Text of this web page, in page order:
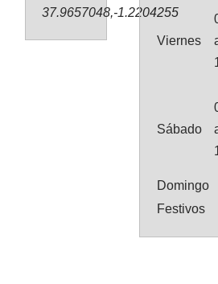
37.9657048,-1.2204255
Viernes
Sábado
Domingo
Festivos